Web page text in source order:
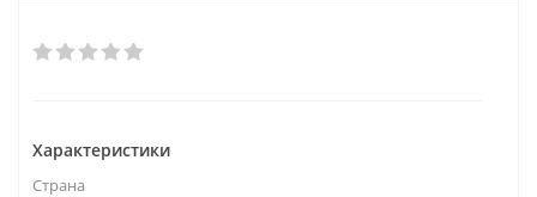
Характеристики
Страна